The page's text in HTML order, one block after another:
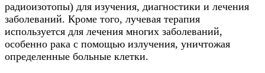
радиоизотопы) для изучения, диагностики и лечения
заболеваний. Кроме того, лучевая терапия
используется для лечения многих заболеваний,
особенно рака с помощью излучения, уничтожая
определенные больные клетки.